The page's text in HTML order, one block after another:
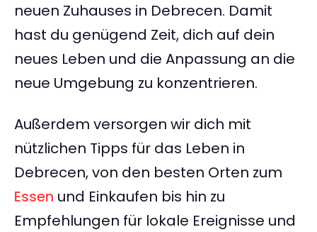
neuen Zuhauses in Debrecen. Damit
hast du genügend Zeit, dich auf dein
neues Leben und die Anpassung an die
neue Umgebung zu konzentrieren.
Außerdem versorgen wir dich mit
nützlichen Tipps für das Leben in
Debrecen, von den besten Orten zum
Essen und Einkaufen bis hin zu
Empfehlungen für lokale Ereignisse und